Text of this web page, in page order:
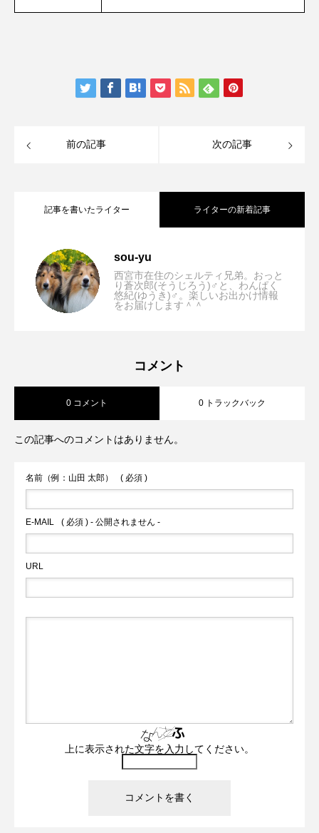
前の記事 次の記事
記事を書いたライター ライターの新着記事
sou-yu
西宮市在住のシェルティ兄弟。おっと
り蒼次郎(そうじろう)♂と、わんぱく
悠紀(ゆうき)♂。楽しいお出かけ情報
をお届けします＾＾
2023.10.13 【大阪/貝塚市】mame café(マメカフェ)
「ドッグラン併設！台湾料理やスイーツ
カフェ」
2023.10.06 【兵庫/西宮市】B6868(ビーロクハチロク
ーチリゾートの手作りのこだわりわんこ
「ワンちゃん店内OK！ビーチ前のドッグ
コメント
0 コメント 0 トラックバック
この記事へのコメントはありません。
名前（例：山田 太郎） ( 必須 )
E-MAIL ( 必須 ) - 公開されません -
URL
上に表示された文字を入力してください。